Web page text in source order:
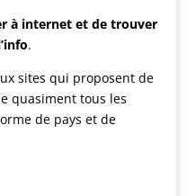
à internet et de trouver
.
sites qui proposent de
quasiment tous les
de pays et de